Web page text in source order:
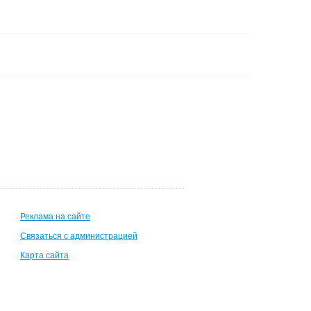
Реклама на сайте
Связаться с администрацией
Карта сайта